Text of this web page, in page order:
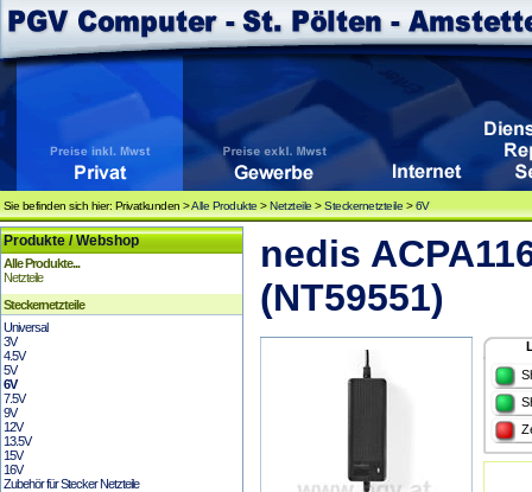
Sie befinden sich hier: Privatkunden >Alle Produkte >Netzteile >Steckernetzteile >6V
Produkte / Webshop
Alle Produkte...
Netzteile
Steckernetzteile
Universal
3V
4.5V
5V
6V
7.5V
9V
12V
13.5V
15V
16V
Zubehör für Stecker Netzteile
nedis
(NT59551)